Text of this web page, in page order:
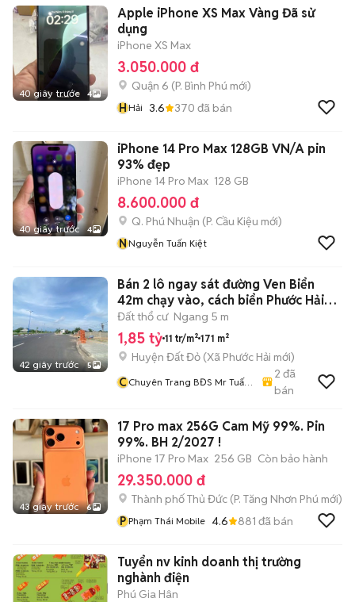
40 giây trước 4
Apple iPhone XS Max Vàng Đã sử
dụng
iPhone XS Max
3.050.000 đ
Quận 6 (P. Bình Phú mới)
HHải 3.6 370 đã bán
40 giây trước 4
iPhone 14 Pro Max 128GB VN/A pin
93% đẹp
iPhone 14 Pro Max 128 GB
8.600.000 đ
Q. Phú Nhuận (P. Cầu Kiệu mới)
NNguyễn Tuấn Kiệt
42 giây trước 5
Bán 2 lô ngay sát đường Ven Biển
42m chạy vào, cách biển Phước Hải
1km
Đất thổ cư Ngang 5 m
1,85 tỷ 11 tr/m² 171 m²
Huyện Đất Đỏ (Xã Phước Hải mới)
CChuyên Trang BĐS Mr Tuấn
2 đã
bán
43 giây trước 6
17 Pro max 256G Cam Mỹ 99%. Pin
99%. BH 2/2027 !
iPhone 17 Pro Max 256 GB Còn bảo hành
29.350.000 đ
Thành phố Thủ Đức (P. Tăng Nhơn Phú mới)
P Phạm Thái Mobile 4.6 881 đã bán
Tuyển nv kinh doanh thị trường
nghành điện
Phú Gia Hân